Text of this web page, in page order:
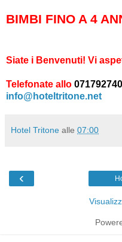
BIMBI FINO A 4
Siate i Benvenuti! Vi
Telefonate allo
info@hoteltritone.net
Hotel Tritone alle 07:00
‹